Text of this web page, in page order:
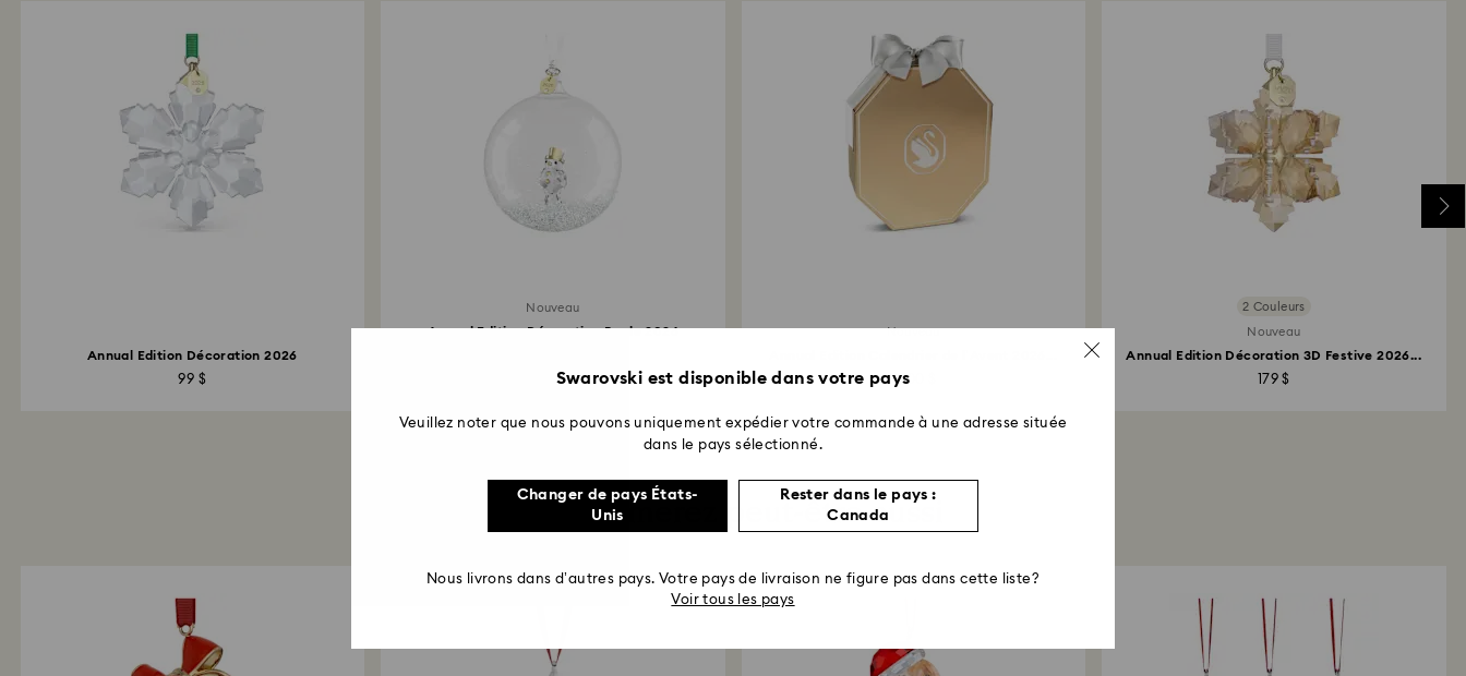
Annual Edition Décoration 2026
99 $
Nouveau
Annual Edition Décoration Boule 2026
169 $
Nouveau
1 800 $
2 Couleurs
Nouveau
Annual Edition Décoration 3D Festive 2026...
179 $
Vous aimerez peut-être aussi
Swarovski est disponible dans votre pays
Veuillez noter que nous pouvons uniquement expédier votre commande à une adresse située
dans le pays sélectionné.
Changer de pays États-
Unis
Rester dans le pays :
Canada
Nous livrons dans d’autres pays. Votre pays de livraison ne figure pas dans cette liste?
Voir tous les pays